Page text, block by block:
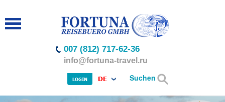
Suchen
007 (812) 717-62-36
info@fortuna-travel.ru
LOGIN DE